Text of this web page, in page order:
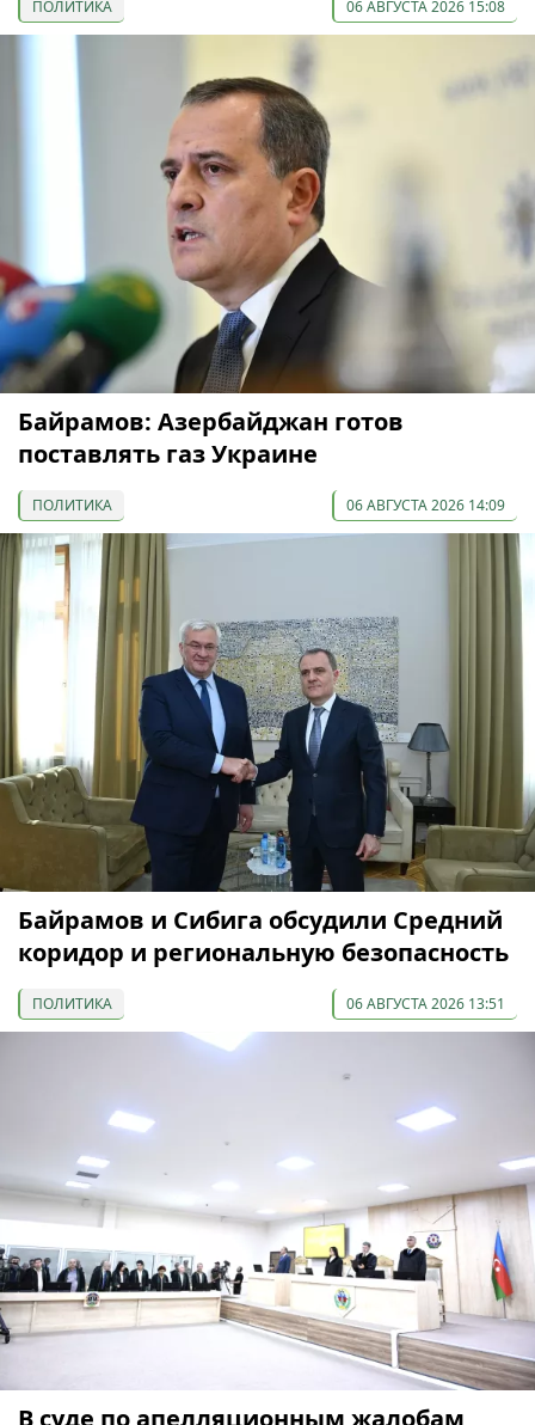
ПОЛИТИКА 06 АВГУСТА 2026 15:08
Байрамов: Азербайджан готов
поставлять газ Украине
ПОЛИТИКА 06 АВГУСТА 2026 14:09
Байрамов и Сибига обсудили Средний
коридор и региональную безопасность
ПОЛИТИКА 06 АВГУСТА 2026 13:51